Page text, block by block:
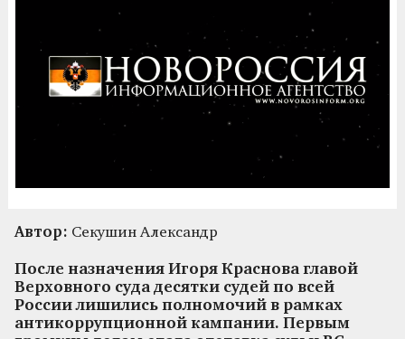
Автор: Секушин Александр
После назначения Игоря Краснова главой
Верховного суда десятки судей по всей
России лишились полномочий в рамках
антикоррупционной кампании. Первым